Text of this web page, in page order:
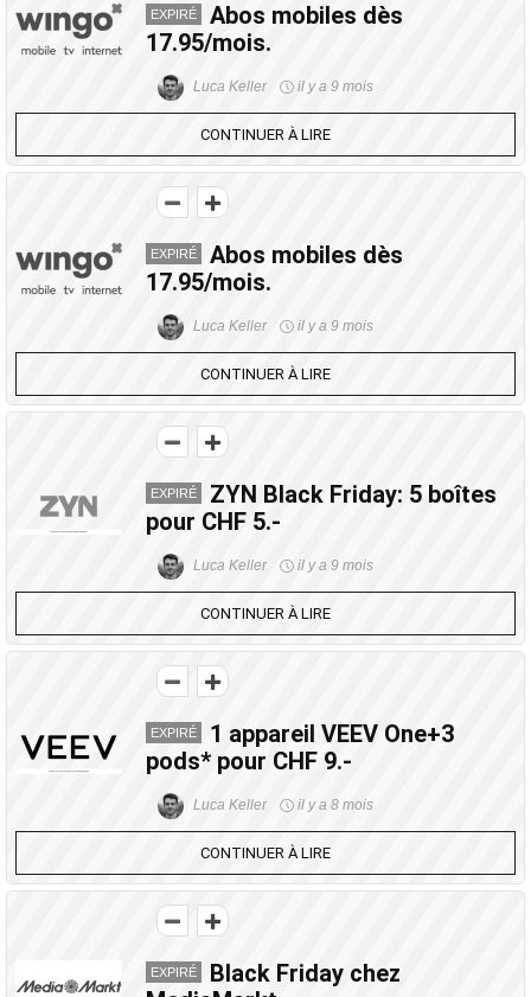
EXPIRÉ
Abos mobiles dès
17.95/mois.
Luca Keller il y a 9 mois
CONTINUER À LIRE
EXPIRÉ
Abos mobiles dès
17.95/mois.
Luca Keller il y a 9 mois
CONTINUER À LIRE
EXPIRÉ
ZYN Black Friday: 5 boîtes
pour CHF 5.-
Luca Keller il y a 9 mois
CONTINUER À LIRE
EXPIRÉ
1 appareil VEEV One+3
pods* pour CHF 9.-
Luca Keller il y a 8 mois
CONTINUER À LIRE
EXPIRÉ
Black Friday chez